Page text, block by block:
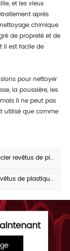
et les vieux
après
chimique
de propreté et de
il est facile de
pour nettoyer
la poussière, les
il ne peut pas
utilisé que comme
en acier revêtus de plastique
en acier revêtus de plastique